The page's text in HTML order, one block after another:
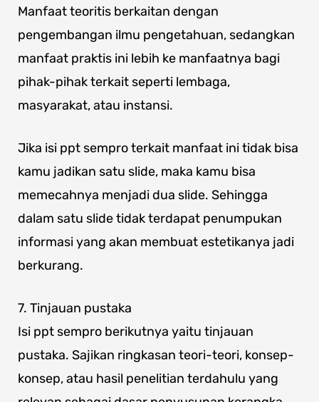
Manfaat teoritis berkaitan dengan
pengembangan ilmu pengetahuan, sedangkan
manfaat praktis ini lebih ke manfaatnya bagi
pihak-pihak terkait seperti lembaga,
masyarakat, atau instansi.
Jika isi ppt sempro terkait manfaat ini tidak bisa
kamu jadikan satu slide, maka kamu bisa
memecahnya menjadi dua slide. Sehingga
dalam satu slide tidak terdapat penumpukan
informasi yang akan membuat estetikanya jadi
berkurang.
7. Tinjauan pustaka
Isi ppt sempro berikutnya yaitu tinjauan
pustaka. Sajikan ringkasan teori-teori, konsep-
konsep, atau hasil penelitian terdahulu yang